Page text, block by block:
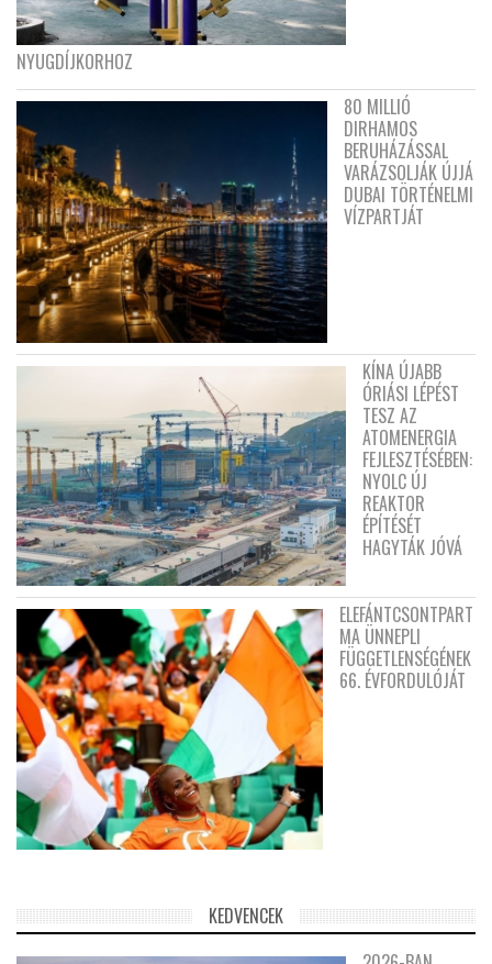
NYUGDÍJKORHOZ
80 MILLIÓ
DIRHAMOS
BERUHÁZÁSSAL
VARÁZSOLJÁK ÚJJÁ
DUBAI TÖRTÉNELMI
VÍZPARTJÁT
KÍNA ÚJABB
ÓRIÁSI LÉPÉST
TESZ AZ
ATOMENERGIA
FEJLESZTÉSÉBEN:
NYOLC ÚJ
REAKTOR
ÉPÍTÉSÉT
HAGYTÁK JÓVÁ
ELEFÁNTCSONTPART
MA ÜNNEPLI
FÜGGETLENSÉGÉNEK
66. ÉVFORDULÓJÁT
KEDVENCEK